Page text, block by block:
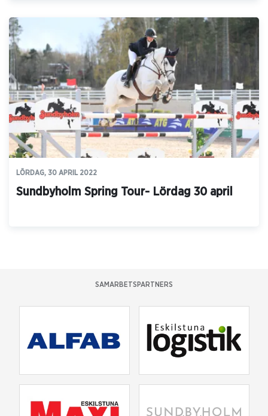
LÖRDAG, 30 APRIL 2022
Sundbyholm Spring Tour- Lördag 30 april
SAMARBETSPARTNERS